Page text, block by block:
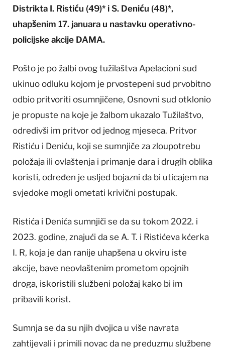
Distrikta I. Ristiću (49)* i S. Deniću (48)*,
uhapšenim 17. januara u nastavku operativno-
policijske akcije DAMA.
Pošto je po žalbi ovog tužilaštva Apelacioni sud
ukinuo odluku kojom je prvostepeni sud prvobitno
odbio pritvoriti osumnjičene, Osnovni sud otklonio
je propuste na koje je žalbom ukazalo Tužilaštvo,
odredivši im pritvor od jednog mjeseca. Pritvor
Ristiću i Deniću, koji se sumnjiče za zloupotrebu
položaja ili ovlaštenja i primanje dara i drugih oblika
koristi, određen je usljed bojazni da bi uticajem na
svjedoke mogli ometati krivični postupak.
Ristića i Denića sumnjiči se da su tokom 2022. i
2023. godine, znajući da se A. T. i Ristićeva kćerka
I. R, koja je dan ranije uhapšena u okviru iste
akcije, bave neovlaštenim prometom opojnih
droga, iskoristili službeni položaj kako bi im
pribavili korist.
Sumnja se da su njih dvojica u više navrata
zahtijevali i primili novac da ne preduzmu službene